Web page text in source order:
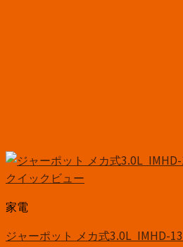
クイックビュー
家電
ジャーポット メカ式3.0L IMHD-